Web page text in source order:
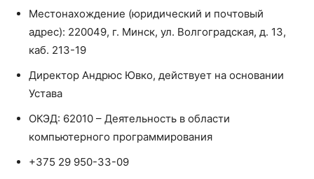
Местонахождение (юридический и почтовый
адрес): 220049, г. Минск, ул. Волгоградская, д. 13,
каб. 213-19
Директор Андрюс Ювко, действует на основании
Устава
ОКЭД: 62010 – Деятельность в области
компьютерного программирования
+375 29 950-33-09